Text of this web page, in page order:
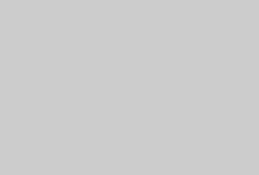
FIPOLINO es un juego muy sencillo y